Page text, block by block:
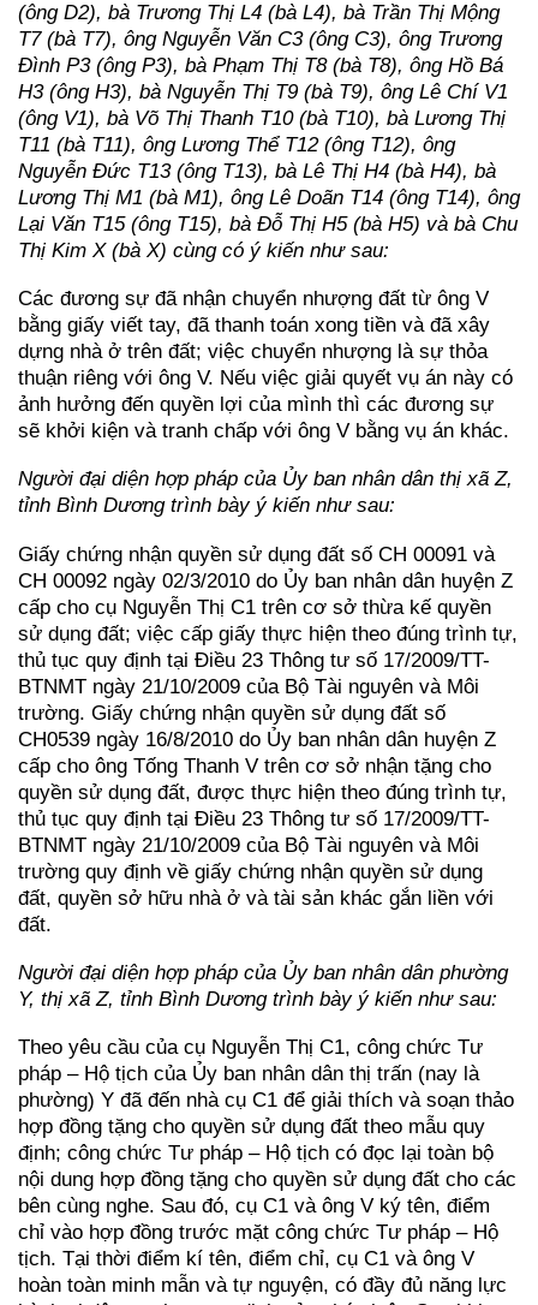
(ông D2), bà Trương Thị L4 (bà L4), bà Trần Thị Mộng
T7 (bà T7), ông Nguyễn Văn C3 (ông C3), ông Trương
Đình P3 (ông P3), bà Phạm Thị T8 (bà T8), ông Hồ Bá
H3 (ông H3), bà Nguyễn Thị T9 (bà T9), ông Lê Chí V1
(ông V1), bà Võ Thị Thanh T10 (bà T10), bà Lương Thị
T11 (bà T11), ông Lương Thể T12 (ông T12), ông
Nguyễn Đức T13 (ông T13), bà Lê Thị H4 (bà H4), bà
Lương Thị M1 (bà M1), ông Lê Doãn T14 (ông T14), ông
Lại Văn T15 (ông T15), bà Đỗ Thị H5 (bà H5) và bà Chu
Thị Kim X (bà X) cùng có ý kiến như sau:
Các đương sự đã nhận chuyển nhượng đất từ ông V
bằng giấy viết tay, đã thanh toán xong tiền và đã xây
dựng nhà ở trên đất; việc chuyển nhượng là sự thỏa
thuận riêng với ông V. Nếu việc giải quyết vụ án này có
ảnh hưởng đến quyền lợi của mình thì các đương sự
sẽ khởi kiện và tranh chấp với ông V bằng vụ án khác.
Người đại diện hợp pháp của Ủy ban nhân dân thị xã Z,
tỉnh Bình Dương trình bày ý kiến như sau:
Giấy chứng nhận quyền sử dụng đất số CH 00091 và
CH 00092 ngày 02/3/2010 do Ủy ban nhân dân huyện Z
cấp cho cụ Nguyễn Thị C1 trên cơ sở thừa kế quyền
sử dụng đất; việc cấp giấy thực hiện theo đúng trình tự,
thủ tục quy định tại Điều 23 Thông tư số 17/2009/TT-
BTNMT ngày 21/10/2009 của Bộ Tài nguyên và Môi
trường. Giấy chứng nhận quyền sử dụng đất số
CH0539 ngày 16/8/2010 do Ủy ban nhân dân huyện Z
cấp cho ông Tống Thanh V trên cơ sở nhận tặng cho
quyền sử dụng đất, được thực hiện theo đúng trình tự,
thủ tục quy định tại Điều 23 Thông tư số 17/2009/TT-
BTNMT ngày 21/10/2009 của Bộ Tài nguyên và Môi
trường quy định về giấy chứng nhận quyền sử dụng
đất, quyền sở hữu nhà ở và tài sản khác gắn liền với
đất.
Người đại diện hợp pháp của Ủy ban nhân dân phường
Y, thị xã Z, tỉnh Bình Dương trình bày ý kiến như sau:
Theo yêu cầu của cụ Nguyễn Thị C1, công chức Tư
pháp – Hộ tịch của Ủy ban nhân dân thị trấn (nay là
phường) Y đã đến nhà cụ C1 để giải thích và soạn thảo
hợp đồng tặng cho quyền sử dụng đất theo mẫu quy
định; công chức Tư pháp – Hộ tịch có đọc lại toàn bộ
nội dung hợp đồng tặng cho quyền sử dụng đất cho các
bên cùng nghe. Sau đó, cụ C1 và ông V ký tên, điểm
chỉ vào hợp đồng trước mặt công chức Tư pháp – Hộ
tịch. Tại thời điểm kí tên, điểm chỉ, cụ C1 và ông V
hoàn toàn minh mẫn và tự nguyện, có đầy đủ năng lực